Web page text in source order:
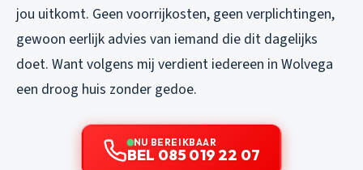
jou uitkomt. Geen voorrijkosten, geen verplichtingen,
gewoon eerlijk advies van iemand die dit dagelijks
doet. Want volgens mij verdient iedereen in Wolvega
een droog huis zonder gedoe.
NU BEREIKBAAR
BEL 085 019 22 07